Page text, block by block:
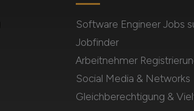
Software Engineer Jobs
Jobfinder
Arbeitnehmer
Social Media & Networks
Gleichberechtigung &